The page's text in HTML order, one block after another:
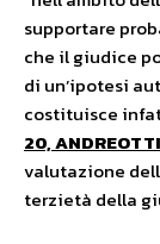
supportare
che il giudice
di un’ipotesi
costituisce
20, ANDREOTTI
valutazione
terzietà della